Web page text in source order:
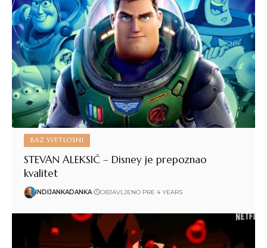
BAZ SVETLOSNI
STEVAN ALEKSIĆ – Disney je prepoznao
kvalitet
INDIJANKADANKA OBJAVLJENO PRE 4 YEARS